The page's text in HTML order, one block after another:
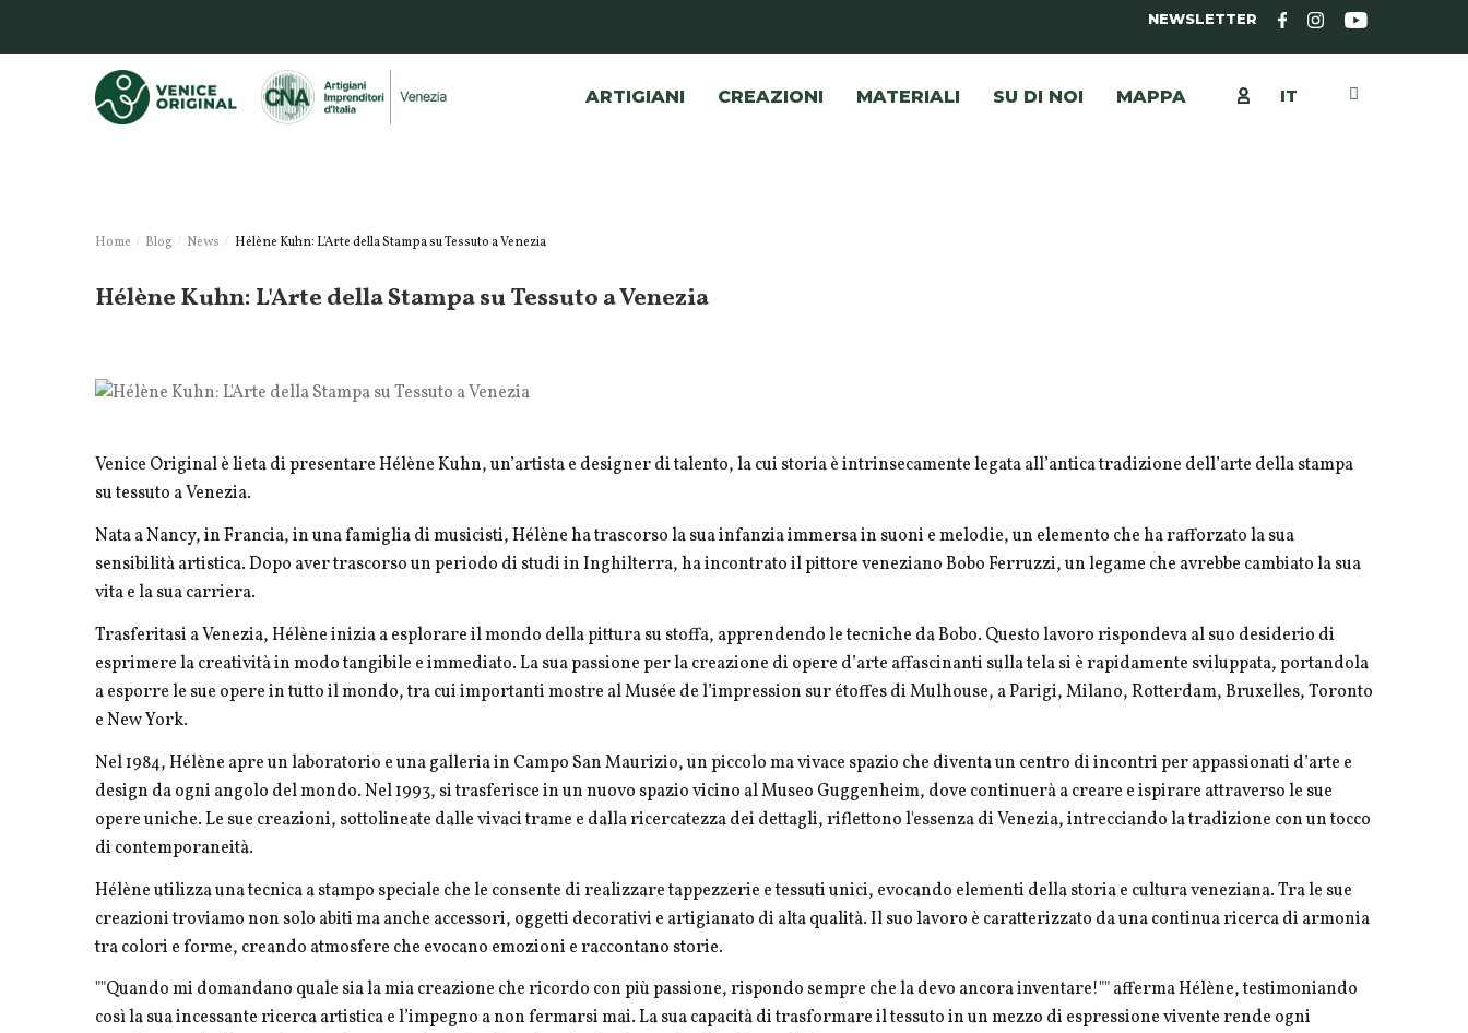
NEWSLETTER
ARTIGIANI CREAZIONI MATERIALI SU DI NOI MAPPA IT
Home Blog News Hélène Kuhn: L'Arte della Stampa su Tessuto a Venezia
Hélène Kuhn: L'Arte della Stampa su Tessuto a Venezia
Venice Original è lieta di presentare Hélène Kuhn, un’artista e designer di talento, la cui storia è intrinsecamente legata all’antica tradizione dell’arte della stampa
su tessuto a Venezia.
Nata a Nancy, in Francia, in una famiglia di musicisti, Hélène ha trascorso la sua infanzia immersa in suoni e melodie, un elemento che ha rafforzato la sua
sensibilità artistica. Dopo aver trascorso un periodo di studi in Inghilterra, ha incontrato il pittore veneziano Bobo Ferruzzi, un legame che avrebbe cambiato la sua
vita e la sua carriera.
Trasferitasi a Venezia, Hélène inizia a esplorare il mondo della pittura su stoffa, apprendendo le tecniche da Bobo. Questo lavoro rispondeva al suo desiderio di
esprimere la creatività in modo tangibile e immediato. La sua passione per la creazione di opere d’arte affascinanti sulla tela si è rapidamente sviluppata, portandola
a esporre le sue opere in tutto il mondo, tra cui importanti mostre al Musée de l’impression sur étoffes di Mulhouse, a Parigi, Milano, Rotterdam, Bruxelles, Toronto
e New York.
Nel 1984, Hélène apre un laboratorio e una galleria in Campo San Maurizio, un piccolo ma vivace spazio che diventa un centro di incontri per appassionati d’arte e
design da ogni angolo del mondo. Nel 1993, si trasferisce in un nuovo spazio vicino al Museo Guggenheim, dove continuerà a creare e ispirare attraverso le sue
opere uniche. Le sue creazioni, sottolineate dalle vivaci trame e dalla ricercatezza dei dettagli, riflettono l'essenza di Venezia, intrecciando la tradizione con un tocco
di contemporaneità.
Hélène utilizza una tecnica a stampo speciale che le consente di realizzare tappezzerie e tessuti unici, evocando elementi della storia e cultura veneziana. Tra le sue
creazioni troviamo non solo abiti ma anche accessori, oggetti decorativi e artigianato di alta qualità. Il suo lavoro è caratterizzato da una continua ricerca di armonia
tra colori e forme, creando atmosfere che evocano emozioni e raccontano storie.
""Quando mi domandano quale sia la mia creazione che ricordo con più passione, rispondo sempre che la devo ancora inventare!"" afferma Hélène, testimoniando
così la sua incessante ricerca artistica e l’impegno a non fermarsi mai. La sua capacità di trasformare il tessuto in un mezzo di espressione vivente rende ogni